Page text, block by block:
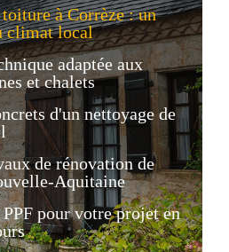
à Corrèze : un
climat local
adaptée aux
et chalets
d'un nettoyage de
de rénovation de
Aquitaine
pour votre projet en